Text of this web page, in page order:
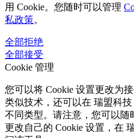
用 Cookie。您随时可以管理
私政策。
全部拒绝
全部接受
Cookie 管理
您可以将 Cookie 设置更改为
类似技术，还可以在 瑞盟科
不同类型。请注意，您可以随
更改自己的 Cookie 设置，在